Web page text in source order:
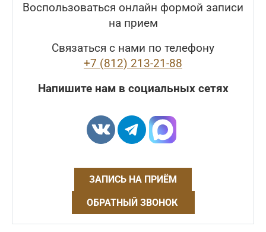
Воспользоваться онлайн формой записи
на прием
Связаться с нами по телефону
+7 (812) 213-21-88
Напишите нам в социальных сетях
ЗАПИСЬ НА ПРИЁМ
ОБРАТНЫЙ ЗВОНОК